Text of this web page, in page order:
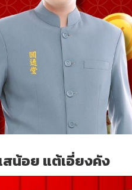
สน้อย แต้เอี่ยงคัง